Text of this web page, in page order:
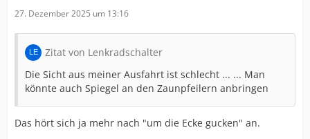
27. Dezember 2025 um 13:16
Zitat von Lenkradschalter
Die Sicht aus meiner Ausfahrt ist schlecht ... ... Man
könnte auch Spiegel an den Zaunpfeilern anbringen
Das hört sich ja mehr nach "um die Ecke gucken" an.